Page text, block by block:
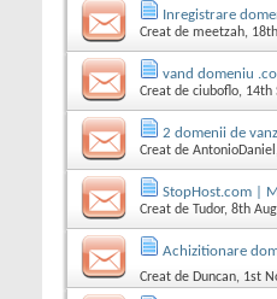
Inregistrare
Creat de meetzah,
vand domeniu
Creat de ciuboflo, 14th
2 domenii de
Creat de AntonioDaniel
StopHost.com |
Creat de Tudor, 8th
Achizitionare
Creat de Duncan, 1st